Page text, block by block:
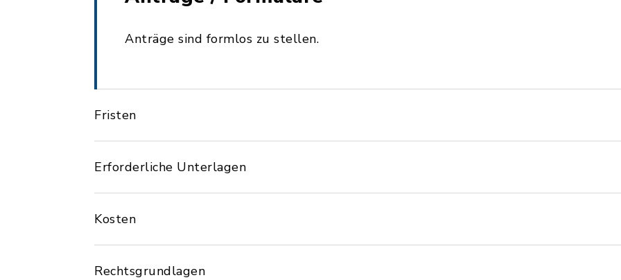
Anträge sind formlos zu stellen.
Fristen
Erforderliche Unterlagen
Kosten
Rechtsgrundlagen